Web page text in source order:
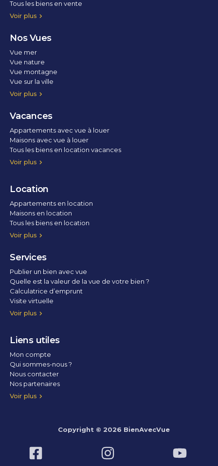
Voir plus
Tous les biens en vente
Nos Vues
Voir plus
Vue mer
Vue nature
Vue montagne
Vue sur la ville
Vue parc
Vue fleuve
Vue lac
Vue marina / port
Vacances
Voir plus
Appartements avec vue à louer
Maisons avec vue à louer
Tous les biens en location vacances
Location
Voir plus
Appartements en location
Maisons en location
Tous les biens en location
Services
Voir plus
Publier un bien avec vue
Quelle est la valeur de la vue de votre bien ?
Calculatrice d’emprunt
Visite virtuelle
Home staging
Liens utiles
Voir plus
Mon compte
Qui sommes-nous ?
Nous contacter
Nos partenaires
Conditions Générales d’Utilisation
Politique de confidentialité
Politique des cookies
Copyright © 2026 BienAvecVue